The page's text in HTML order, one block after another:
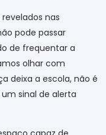
nas
pode passar
de frequentar a
olhar com
deixa a escola, não é
sinal de alerta